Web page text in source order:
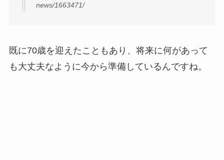
news/1663471/
既に70歳を迎えたこともあり、将来に何があって
も大丈夫なように今から準備しているんですね。